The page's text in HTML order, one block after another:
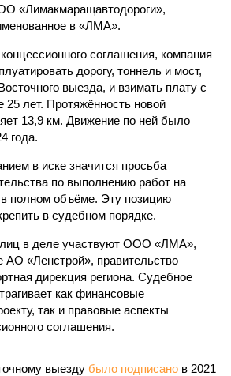
«Лимакмаращавтодороги»,
в «ЛМА».
соглашения, компания
дорогу, тоннель и мост,
выезда, и взимать плату с
25 лет. Протяжённость новой
13,9 км. Движение по ней было
года.
в иске значится просьба
по выполнению работ на
полном объёме. Эту позицию
в судебном порядке.
лиц в деле участвуют ООО «ЛМА»,
АО «Ленстрой», правительство
дирекция региона. Судебное
как финансовые
так и правовые аспекты
соглашения.
выезду было подписано в 2021